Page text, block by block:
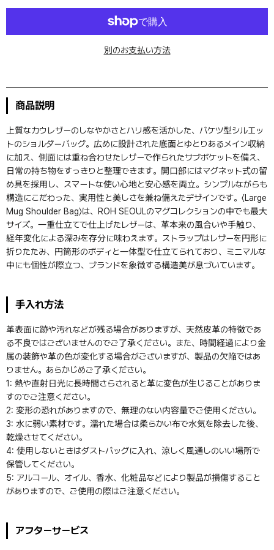
別のお支払い方法
商品説明
上質なカウレザーのしなやかさとハリ感を活かした、バケツ型シルエッ
トのショルダーバッグ。広めに設計された底面とゆとりあるメイン収納
に加え、側面には重ね合わせたレザーで作られたサブポケットを備え、
日常の持ち物をすっきりと整理できます。開口部にはマグネット式の留
め具を採用し、スマートな使い心地と安心感を両立。シンプルながらも
構造にこだわった、実用性と美しさを兼ね備えたデザインです。〈Large
Mug Shoulder Bag〉は、ROH SEOULのマグコレクションの中でも最大
サイズ。一重仕立てで仕上げたレザーは、革本来の風合いや手触り、
経年変化による深みを存分に味わえます。ストラップはレザーを円形に
折りたたみ、円筒形のボディと一体型で仕立てられており、ミニマルな
中にも個性が際立つ、ブランドを象徴する構造美が息づいています。
手入れ方法
革表面に跡や汚れなどが残る場合がありますが、天然皮革の特徴であ
る不良ではございませんのでご了承ください。また、時間経過により金
属の装飾や革の色が変化する場合がございますが、製品の欠陥ではあ
りません。あらかじめご了承ください。
1: 熱や直射日光に長時間さらされると革に変色が生じることがありま
すのでご注意ください。
2: 変形の恐れがありますので、無理のない内容量でご使用ください。
3: 水に弱い素材です。濡れた場合は柔らかい布で水気を除去した後、
乾燥させてください。
4: 使用しないときはダストバッグに入れ、涼しく風通しのいい場所で
保管してください。
5: アルコール、オイル、香水、化粧品などにより製品が損傷すること
がありますので、ご使用の際はご注意ください。
アフターサービス